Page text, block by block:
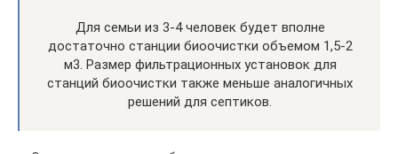
Для семьи из 3-4 человек будет вполне
достаточно станции биоочистки объемом 1,5-2
м3. Размер фильтрационных установок для
станций биоочистки также меньше аналогичных
решений для септиков.